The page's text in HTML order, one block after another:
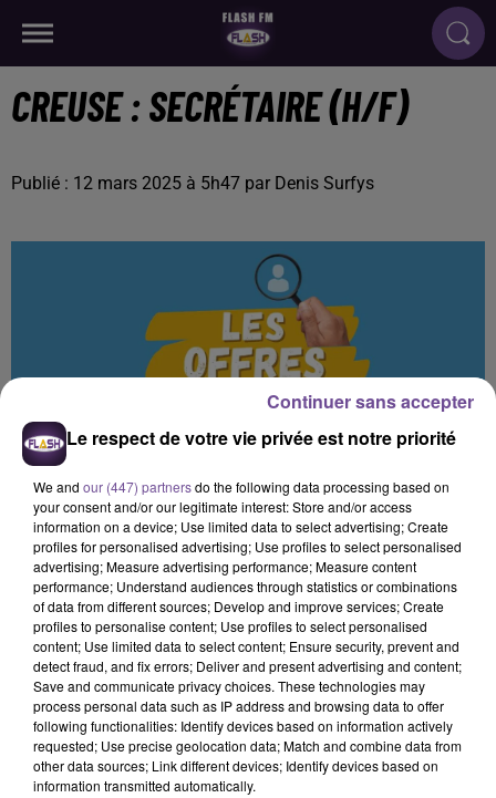
CREUSE : SECRÉTAIRE (H/F)
Publié : 12 mars 2025 à 5h47 par Denis Surfys
Une entreprise de Mazeirat recrute une
secrétaire (H/F).
Une entreprise de Mazeirat recrute une secrétaire (H/F). Vous
aurez en charge la gestion du secrétariat et plus précisément
la rédaction de courriers, la numérisation de timbres et la
Le respect de votre vie privée est notre priorité
We and our (447) partnersdo the following data processing based on
your consent and/or our legitimate interest: Store and/or access
information on a device; Use limited data to select advertising; Create
profiles for personalised advertising; Use profiles to select personalised
advertising; Measure advertising performance; Measure content
performance; Understand audiences through statistics or combinations
of data from different sources; Develop and improve services; Create
profiles to personalise content; Use profiles to select personalised
content; Use limited data to select content; Ensure security, prevent and
detect fraud, and fix errors; Deliver and present advertising and content;
Save and communicate privacy choices. These technologies may
process personal data such as IP address and browsing data to offer
following functionalities: Identify devices based on information actively
requested; Use precise geolocation data; Match and combine data from
other data sources; Link different devices; Identify devices based on
information transmitted automatically.
Continuer sans accepter